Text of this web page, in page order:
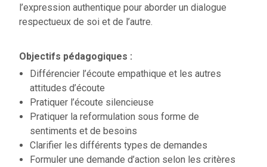
l’expression authentique pour aborder un dialogue
respectueux de soi et de l’autre.
Objectifs pédagogiques :
Différencier l’écoute empathique et les autres
attitudes d’écoute
Pratiquer l’écoute silencieuse
Pratiquer la reformulation sous forme de
sentiments et de besoins
Clarifier les différents types de demandes
Formuler une demande d’action selon les critères